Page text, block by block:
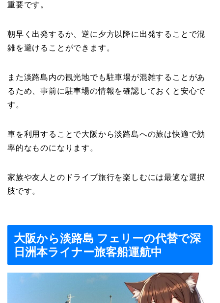
重要です。
朝早く出発するか、逆に夕方以降に出発することで混
雑を避けることができます。
また淡路島内の観光地でも駐車場が混雑することがあ
るため、事前に駐車場の情報を確認しておくと安心で
す。
車を利用することで大阪から淡路島への旅は快適で効
率的なものになります。
家族や友人とのドライブ旅行を楽しむには最適な選択
肢です。
大阪から淡路島 フェリーの代替で深
日洲本ライナー旅客船運航中